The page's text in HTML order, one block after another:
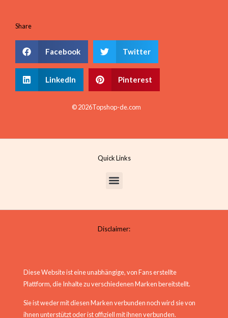
Share
Facebook Twitter
LinkedIn Pinterest
© 2026Topshop-de.com
Quick Links
Disclaimer:
Diese Website ist eine unabhängige, von Fans erstellte
Plattform, die Inhalte zu verschiedenen Marken bereitstellt.
Sie ist weder mit diesen Marken verbunden noch wird sie von
ihnen unterstützt oder ist offiziell mit ihnen verbunden.